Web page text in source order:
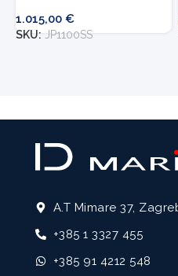
1.015,00 €
SKU: JP1100SS
A.T Mimare 37,
+385 1 3327 455
+385 91 4212 548